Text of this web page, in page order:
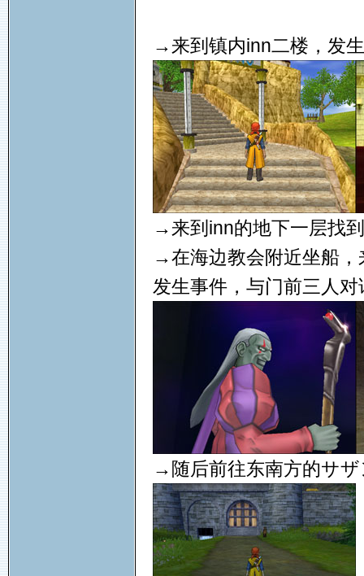
→来到镇内inn二楼，发
→来到inn的地下一层找
→在海边教会附近坐船，
发生事件，与门前三人对
→随后前往东南方的サ